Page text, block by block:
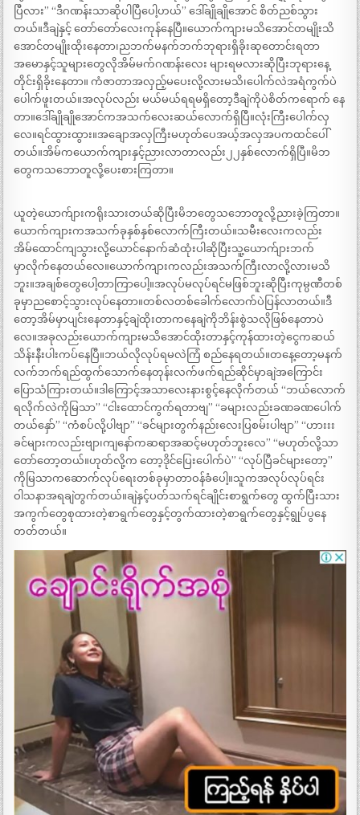
ပြီလား” “ဒီဂဏန်းသာဆိုပါပြီပေါ့ဟယ်” ဒေါ်ချိုချိုအောင် စိတ်ညစ်သွား
တယ်။ဒီချဲနှင့် တော်တော်လေးကုန်နေပြီ။ယောက်ကျားမသိအောင်တမျိုးသိ
အောင်တမျိုးထိုးနေတာ၊ညဘက်မနက်ဘက်ဘုရားရှိခိုးဆုတောင်းရတာ
အမောနှင့်သူများတွေလိုအိမ်မက်ဂဏန်းလေး များရမလားဆိုပြီးဘုရားနေ့
တိုင်းရှိခိုးနေတာ။ ကံဇာတာအလှည့်မပေးလို့လားမသိ၊ပေါက်လဲအရံကွက်ပဲ
ပေါက်ဖူးတယ်။အလုပ်လည်း မယ်မယ်ရရမရှိတော့ဒီချဲကိုပဲစိတ်ကရောက် နေ
တာ။ဒေါ်ချိုချိုအောင်ကအသက်လေးဆယ်လောက်ရှိပြီ။လုံးကြီးပေါက်လှ
လေ။ရင်ထွားထွား။အချောအလှကြီးမဟုတ်ပေအယ့်အလှအပကထင်ပေါ်
တယ်။အိမ်ကယောက်ကျားနှင့်ညားလာတာလည်း၂၂နှစ်လောက်ရှိပြီ။မိဘ
တွေကသဘောတူလို့ပေးစားကြတာ။
ယူတဲ့ယောက်ျားကရိုးသားတယ်ဆိုပြီးမိဘတွေသဘောတူလို့ညားခဲ့ကြတာ။
ယောက်ကျားကအသက်ခုနှစ်နှစ်လောက်ကြီးတယ်။သမီးလေးကလည်း
အိမ်ထောင်ကျသွားလို့ယောင်နောက်ဆံထုံးပါဆိုပြီးသူ့ယောက်ျားဘက်
မှာလိုက်နေတယ်လေ။ယောက်ကျားကလည်းအသက်ကြီးလာလို့လားမသိ
ဘူး။အချစ်တွေပေါ့တာကြာပေါ့။အလုပ်မလုပ်ရင်မဖြစ်ဘူးဆိုပြီးကုမ္ပဏီတစ်
ခုမှာညစောင့်သွားလုပ်နေတာ။တစ်လတစ်ခေါက်လောက်ပဲပြန်လာတယ်။ဒီ
တော့အိမ်မှာပျင်းနေတာနှင့်ချဲထိုးတာကနေချဲကိုဘိန်းစွဲသလိုဖြစ်နေတာပဲ
လေ။အခုလည်းယောက်ကျားမသိအောင်ထိုးတာနှင့်ကုန်ထားတဲ့ငွေကဆယ်
သိန်းနီးပါးကပ်နေပြီ။ဘယ်လိုလုပ်ရမလဲကြံ စည်နေရတယ်။တနေ့တော့မနက်
လက်ဘက်ရည်ထွက်သောက်နေတုန်းလက်ဖက်ရည်ဆိုင်မှာချဲအကြောင်း
ပြောသံကြားတယ်။ဒါကြောင့်အသာလေးနားစွင့်နေလိုက်တယ် “ဘယ်လောက်
ရလိုက်လဲကိုမြသာ” “ငါးထောင်ကွက်ရတာဗျ” “ခများလည်းခဏခဏပေါက်
တယ်နှော်” “ကံစပ်လို့ပါဗျာ” “ခင်များတွက်နည်းလေးပြစမ်းပါဗျာ” “ဟားးး
ခင်များကလည်းဗျာ၊ကျနော်ကဆရာအဆင့်မဟုတ်ဘူးလေ” “မဟုတ်လို့သာ
တော်တော့တယ်။ဟုတ်လို့က တော့ဒိုင်ပြေးပေါက်ပဲ” “လုပ်ပြီခင်များတော့”
ကိုမြသာကဆောက်လုပ်ရေးတစ်ခုမှာတာဝန်ခံပေါ့။သူကအလုပ်လုပ်ရင်း
ဝါသနာအရချဲတွက်တယ်။ချဲနှင့်ပတ်သက်ရင်ချိုင်းစာရွက်တွေ ထွက်ပြီးသား
အကွက်တွေစုထားတဲ့စာရွက်တွေနှင့်တွက်ထားတဲ့စာရွက်တွေနှင့်ရွုပ်ပွနေ
တတ်တယ်။